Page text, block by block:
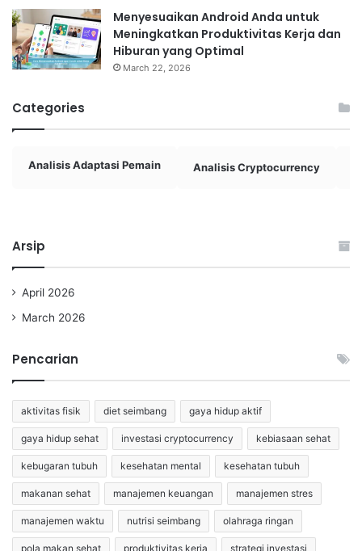
Menyesuaikan Android Anda untuk
Meningkatkan Produktivitas Kerja dan
Hiburan yang Optimal
March 22, 2026
Categories
Analisis Adaptasi Pemain Analisis Cryptocurrency
Arsip
April 2026
March 2026
Pencarian
aktivitas fisik diet seimbang gaya hidup aktif
gaya hidup sehat investasi cryptocurrency kebiasaan sehat
kebugaran tubuh kesehatan mental kesehatan tubuh
makanan sehat manajemen keuangan manajemen stres
manajemen waktu nutrisi seimbang olahraga ringan
pola makan sehat produktivitas kerja strategi investasi